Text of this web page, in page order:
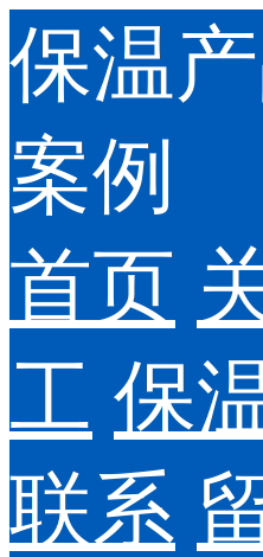
保温
案例
首页
工 保
联系